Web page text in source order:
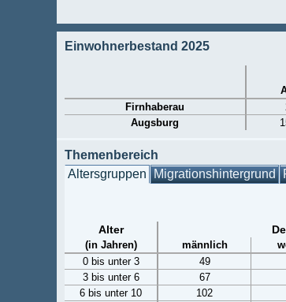
Einwohnerbestand 2025
Firnhaberau
Augsburg
Themenbereich
Altersgruppen Migrationshintergrund
Alter
(in Jahren) männlich
0 bis unter 3
49
3 bis unter 6
67
6 bis unter 10
102